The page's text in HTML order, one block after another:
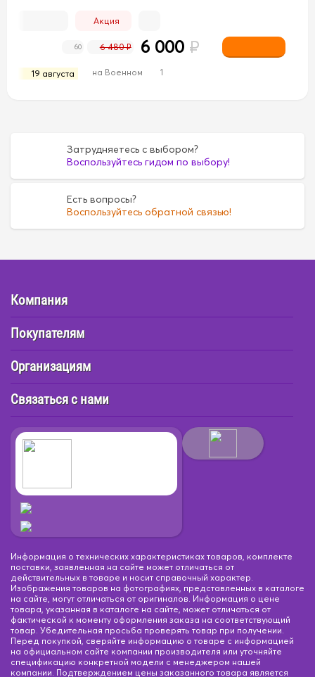
Акция
19 августа на Военном 1
60 6 480 ₽ 6 000 ₽
Затрудняетесь с выбором?
Воспользуйтесь гидом по выбору!
Есть вопросы?
Воспользуйтесь обратной связью!
Компания
Покупателям
Организациям
Связаться с нами
Информация о технических характеристиках товаров, комплекте
поставки, заявленная на сайте может отличаться от
действительных в товаре и носит справочный характер.
Изображения товаров на фотографиях, представленных в каталоге
на сайте, могут отличаться от оригиналов. Информация о цене
товара, указанная в каталоге на сайте, может отличаться от
фактической к моменту оформления заказа на соответствующий
товар. Убедительная просьба проверять товар при получении.
Перед покупкой, сверяйте информацию о товаре с информацией
на официальном сайте компании производителя или уточняйте
спецификацию конкретной модели с менеджером нашей
компании. Подтверждением цены заказанного товара является